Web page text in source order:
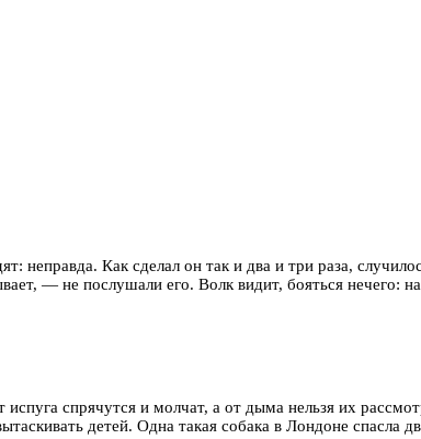
неправда. Как сделал он так и два и три раза,
— не послушали его. Волк видит, бояться нечего: на
спрячутся и молчат, а от дыма нельзя их
детей. Одна такая собака в Лондоне спасла